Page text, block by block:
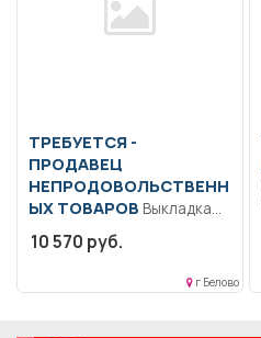
ТРЕБУЕТСЯ -
ПРОДАВЕЦ
НЕПРОДОВОЛЬСТВЕНН
ЫХ ТОВАРОВ
по группам. Поддержание
10 570 руб.
г Белово